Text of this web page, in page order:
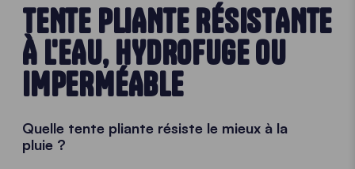
TENTE PLIANTE RÉSISTANTE
À L'EAU, HYDROFUGE OU
IMPERMÉABLE
Quelle tente pliante résiste le mieux à la
pluie ?